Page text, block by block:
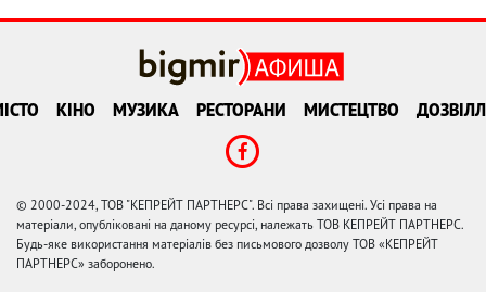
КІНО МУЗИКА РЕСТОРАНИ МИСТЕЦТВО
© 2000-2024, ТОВ "КЕПРЕЙТ ПАРТНЕРС". Всі права захищені. Усі права на
матеріали, опубліковані на даному ресурсі, належать ТОВ КЕПРЕЙТ ПАРТНЕРС.
Будь-яке використання матеріалів без письмового дозволу ТОВ «КЕПРЕЙТ
ПАРТНЕРС» заборонено.